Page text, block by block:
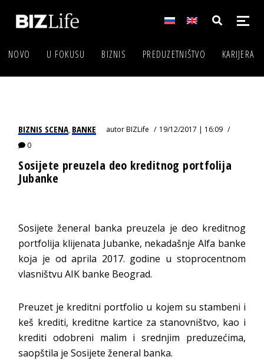
NOVO U FOKUSU BIZNIS PREDUZETNIŠTVO KARIJERA
BIZNIS SCENA, BANKE autorBIZLife
19/12/2017 | 16:09
0
Sosijete preuzela deo kreditnog portfolija
Jubanke
Sosijete ženeral banka preuzela je deo kreditnog
portfolija klijenata Jubanke, nekadašnje Alfa banke
koja je od aprila 2017. godine u stoprocentnom
vlasništvu AIK banke Beograd.
Preuzet je kreditni portfolio u kojem su stambeni i
keš krediti, kreditne kartice za stanovništvo, kao i
krediti odobreni malim i srednjim preduzećima,
saopštila je Sosijete ženeral banka.